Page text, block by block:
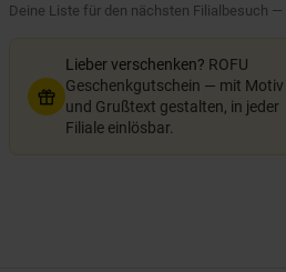
Deine Liste für den nächsten Filialbesuch —
Lieber verschenken? ROFU
Geschenkgutschein — mit Motiv
und Grußtext gestalten, in jeder
Filiale einlösbar.